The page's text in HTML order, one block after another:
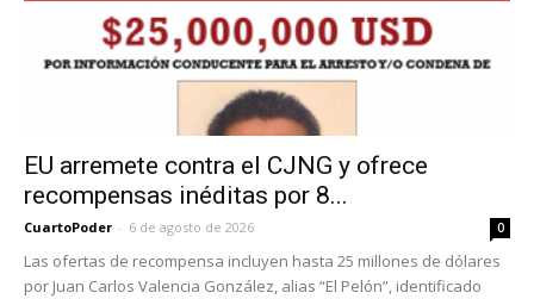
EU arremete contra el CJNG y ofrece
recompensas inéditas por 8...
CuartoPoder - 6 de agosto de 2026 0
Las ofertas de recompensa incluyen hasta 25 millones de dólares
por Juan Carlos Valencia González, alias “El Pelón”, identificado